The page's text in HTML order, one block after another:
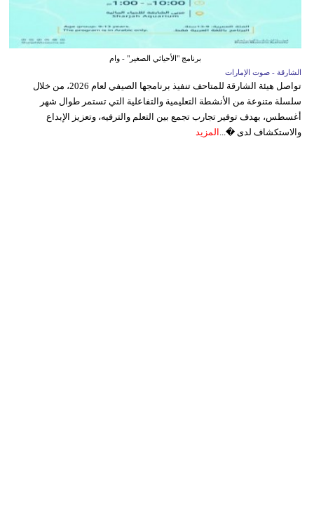
برنامج "الأحيائي الصغير" - وام
الشارقة - صوت الإمارات
تواصل هيئة الشارقة للمتاحف تنفيذ برنامجها الصيفي لعام 2026، من خلال
سلسلة متنوعة من الأنشطة التعليمية والتفاعلية التي تستمر طوال شهر
أغسطس، بهدف توفير تجارب تجمع بين التعلم والترفيه، وتعزيز الإبداع
والاستكشاف لدى �... المزيد